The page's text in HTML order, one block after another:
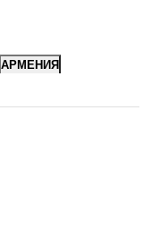
АРМЕНИЯ